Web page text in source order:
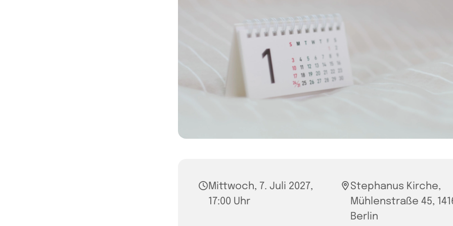
Mittwoch, 7. Juli 2027,
17:00 Uhr
Stephanus Kirche,
Mühlenstraße 45,
Berlin